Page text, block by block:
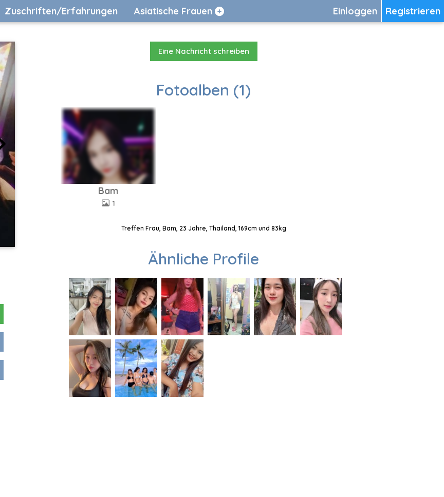
Registrieren
Einloggen
Zuschriften/Erfahrungen Asiatische Frauen
Eine Nachricht schreiben
Fotoalben (1)
Bam
1
Treffen Frau, Bam, 23 Jahre, Thailand, 169cm und 83kg
Ähnliche Profile